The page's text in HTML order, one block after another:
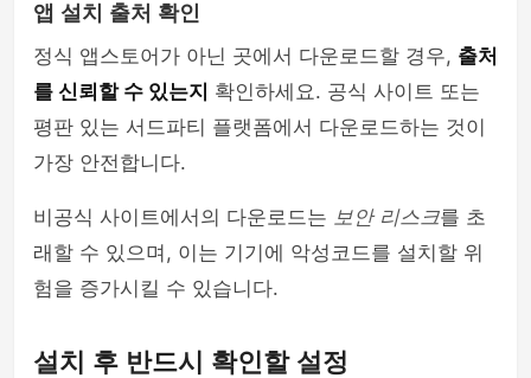
앱 설치 출처 확인
정식 앱스토어가 아닌 곳에서 다운로드할 경우, 출처
를 신뢰할 수 있는지 확인하세요. 공식 사이트 또는
평판 있는 서드파티 플랫폼에서 다운로드하는 것이
가장 안전합니다.
비공식 사이트에서의 다운로드는 보안 리스크를 초
래할 수 있으며, 이는 기기에 악성코드를 설치할 위
험을 증가시킬 수 있습니다.
설치 후 반드시 확인할 설정